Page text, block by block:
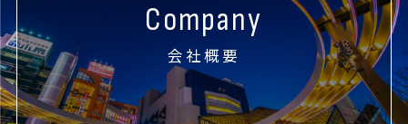
Company
会社概要